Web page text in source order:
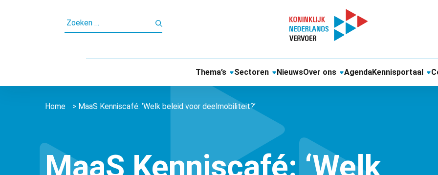
NAAR:
Thema’s Sectoren NieuwsOver ons AgendaKennisportaal
Home > MaaS Kenniscafé: ‘Welk beleid voor deelmobiliteit?’
MaaS Kenniscafé: ‘Welk